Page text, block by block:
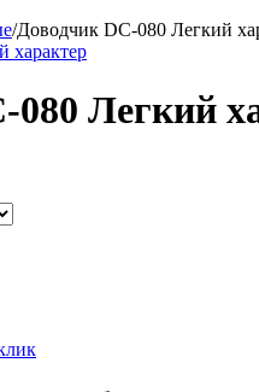
/Доводчик DC-080 Легкий
080 Легкий